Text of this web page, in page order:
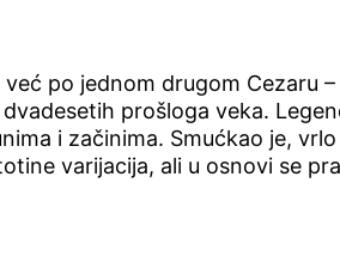
po jednom drugom Cezaru –
prošloga veka.
i začinima. Smućkao je,
varijacija, ali u osnovi se